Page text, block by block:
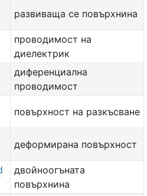
развиваща се повърхнина
проводимост на
диелектрик
диференциална
проводимост
повърхност на разкъсване
деформирана повърхност
двойноогъната
повърхнина